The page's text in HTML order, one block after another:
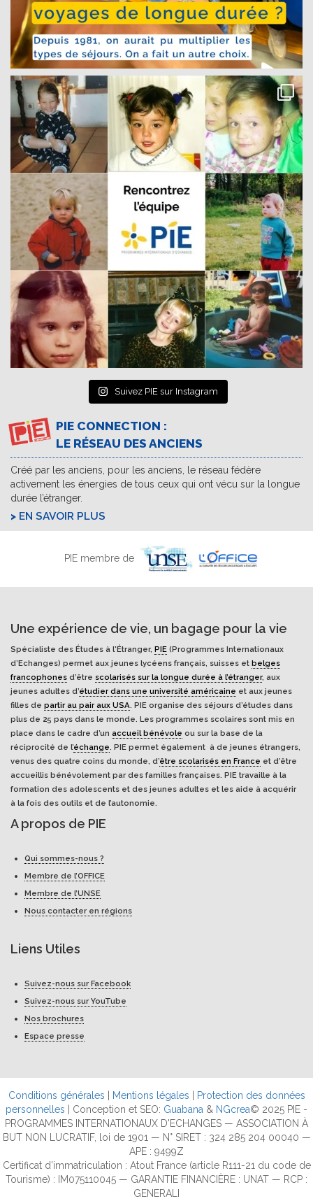
Suivez PIE sur Instagram
PIE CONNECTION :
LE RÉSEAU DES ANCIENS
Créé par les anciens, pour les anciens, le réseau fédère
activement les énergies de tous ceux qui ont vécu sur la longue
durée l’étranger.
EN SAVOIR PLUS
PIE membre de
Une expérience de vie, un bagage pour la vie
Spécialiste des Études à l'Étranger, PIE (Programmes Internationaux
d’Echanges) permet aux jeunes lycéens français, suisses et belges
francophones d’être scolarisés sur la longue durée à l’étranger, aux
jeunes adultes d’étudier dans une université américaine et aux jeunes
filles de partir au pair aux USA. PIE organise des séjours d’études dans
plus de 25 pays dans le monde. Les programmes scolaires sont mis en
place dans le cadre d’un accueil bénévole ou sur la base de la
réciprocité de l’échange. PIE permet également à de jeunes étrangers,
venus des quatre coins du monde, d’être scolarisés en France et d’être
accueillis bénévolement par des familles françaises. PIE travaille à la
formation des adolescents et des jeunes adultes et les aide à acquérir
à la fois des outils et de l’autonomie.
A propos de PIE
Qui sommes-nous ?
Membre de l’OFFICE
Membre de l’UNSE
Nous contacter en régions
Liens Utiles
Suivez-nous sur Facebook
Suivez-nous sur YouTube
Nos brochures
Espace presse
Conditions générales Mentions légales
Protection des données
personnelles | Conception et SEO: Guabana & NGcrea© 2025 PIE -
PROGRAMMES INTERNATIONAUX D'ECHANGES — ASSOCIATION À
BUT NON LUCRATIF, loi de 1901 — N° SIRET : 324 285 204 00040 —
APE : 9499Z
Certificat d’immatriculation : Atout France (article R111-21 du code de
Tourisme) : IM075110045 — GARANTIE FINANCIÈRE : UNAT — RCP :
GENERALI